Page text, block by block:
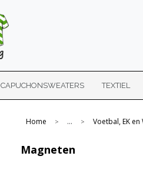
CAPUCHONSWEATERS TEXTIEL
Home > ... > Voetbal, EK en
Magneten